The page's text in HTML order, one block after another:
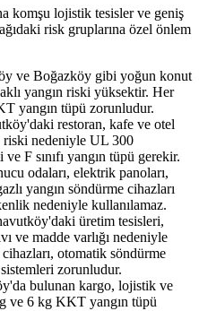
komşu lojistik tesisler ve geniş
risk gruplarına özel önlem
ve Boğazköy gibi yoğun konut
yangın riski yüksektir. Her
yangın tüpü zorunludur.
restoran, kafe ve otel
riski nedeniyle UL 300
F sınıfı yangın tüpü gerekir.
odaları, elektrik panoları,
yangın söndürme cihazları
nedeniyle kullanılamaz.
üretim tesisleri,
ve madde varlığı nedeniyle
otomatik söndürme
zorunludur.
bulunan kargo, lojistik ve
ve 6 kg KKT yangın tüpü